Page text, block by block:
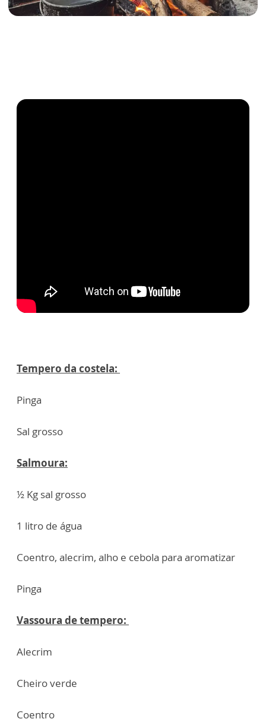
Tempero da costela:
Pinga
Sal grosso
Salmoura:
½ Kg sal grosso
1 litro de água
Coentro, alecrim, alho e cebola para aromatizar
Pinga
Vassoura de tempero:
Alecrim
Cheiro verde
Coentro